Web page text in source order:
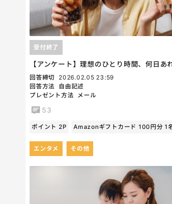
【アンケート】理想のひとり時間、何日あ
受付終了
回答締切
2026.02.05 23:59
回答方法
自由記述
プレゼント方法 メール
53
ポイント 2P Amazonギフトカード 100円分 1
エンタメ その他